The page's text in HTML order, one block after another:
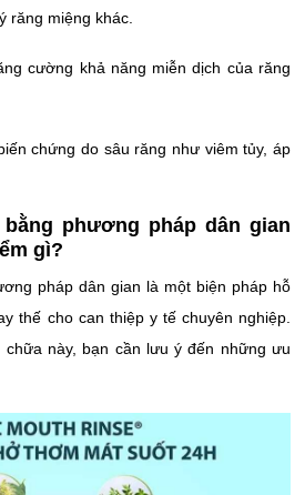
răng miệng khác.
cường khả năng miễn dịch của răng
chứng do sâu răng như viêm tủy, áp
phương pháp dân gian
gì?
pháp dân gian là một biện pháp hỗ
thế cho can thiệp y tế chuyên nghiệp.
chữa này, bạn cần lưu ý đến những ưu